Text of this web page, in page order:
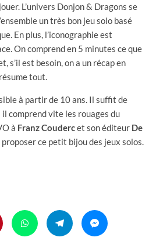
L’univers Donjon & Dragons se
un très bon jeu solo basé
En plus, l’iconographie est
On comprend en 5 minutes ce que
s’il est besoin, on a un récap en
tout.
à partir de 10 ans. Il suffit de
comprend vite les rouages du
à Franz Coudercet son éditeur De
proposer ce petit bijou des jeux solos.